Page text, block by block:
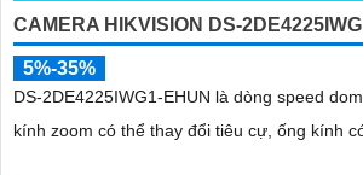
CAMERA HIKVISION DS-
5%-35%
DS-2DE4225IWG1-EHUN là dòng speed
kính zoom có thể thay đổi tiêu cự, ống kính